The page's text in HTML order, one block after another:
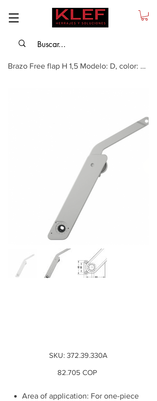
Brazo Free flap H 1,5 Modelo: D, color: gris
SKU: SKU
372.39.330A
372.39.330A
Precio
82.705 COP
Area of application: For one-piece